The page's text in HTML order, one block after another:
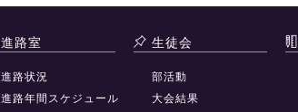
進路室
進路状況
進路年間スケジュール
生徒会
部活動
大会結果